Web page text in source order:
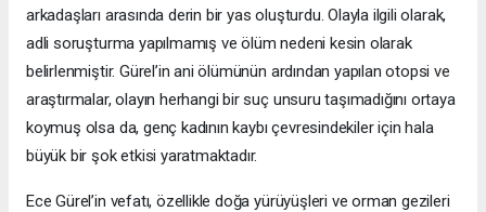
arkadaşları arasında derin bir yas oluşturdu. Olayla ilgili olarak,
adli soruşturma yapılmamış ve ölüm nedeni kesin olarak
belirlenmiştir. Gürel’in ani ölümünün ardından yapılan otopsi ve
araştırmalar, olayın herhangi bir suç unsuru taşımadığını ortaya
koymuş olsa da, genç kadının kaybı çevresindekiler için hala
büyük bir şok etkisi yaratmaktadır.
Ece Gürel’in vefatı, özellikle doğa yürüyüşleri ve orman gezileri